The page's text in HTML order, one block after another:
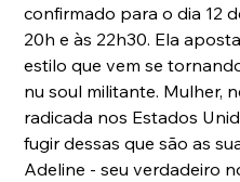
confirmado para o dia 12
20h e às 22h30. Ela
estilo que vem se
nu soul militante. Mulher,
radicada nos Estados
fugir dessas que são as
Adeline - seu verdadeiro